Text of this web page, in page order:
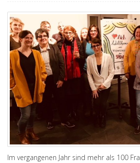
Im vergangenen Jahr sind mehr als 100